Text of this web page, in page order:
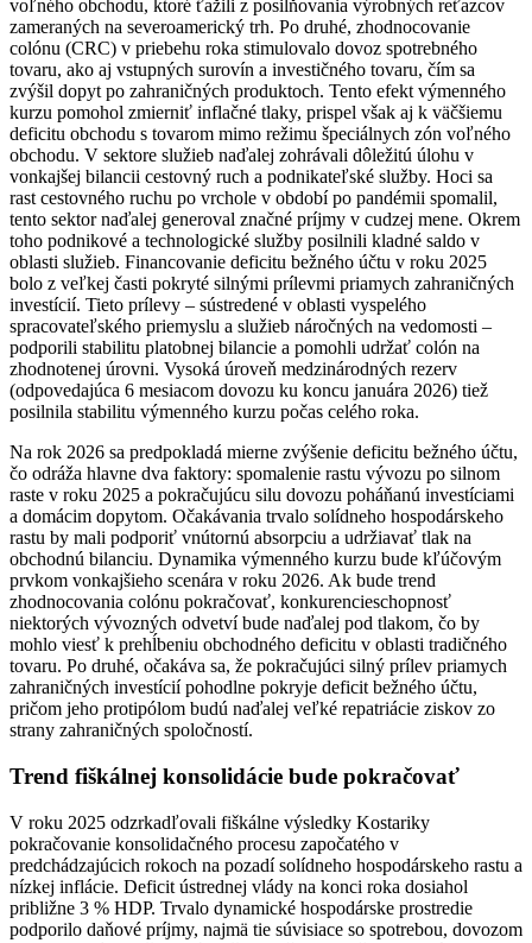
voľného obchodu, ktoré ťažili z posilňovania výrobných reťazcov
zameraných na severoamerický trh. Po druhé, zhodnocovanie
colónu (CRC) v priebehu roka stimulovalo dovoz spotrebného
tovaru, ako aj vstupných surovín a investičného tovaru, čím sa
zvýšil dopyt po zahraničných produktoch. Tento efekt výmenného
kurzu pomohol zmierniť inflačné tlaky, prispel však aj k väčšiemu
deficitu obchodu s tovarom mimo režimu špeciálnych zón voľného
obchodu. V sektore služieb naďalej zohrávali dôležitú úlohu v
vonkajšej bilancii cestovný ruch a podnikateľské služby. Hoci sa
rast cestovného ruchu po vrchole v období po pandémii spomalil,
tento sektor naďalej generoval značné príjmy v cudzej mene. Okrem
toho podnikové a technologické služby posilnili kladné saldo v
oblasti služieb. Financovanie deficitu bežného účtu v roku 2025
bolo z veľkej časti pokryté silnými prílevmi priamych zahraničných
investícií. Tieto prílevy – sústredené v oblasti vyspelého
spracovateľského priemyslu a služieb náročných na vedomosti –
podporili stabilitu platobnej bilancie a pomohli udržať colón na
zhodnotenej úrovni. Vysoká úroveň medzinárodných rezerv
(odpovedajúca 6 mesiacom dovozu ku koncu januára 2026) tiež
posilnila stabilitu výmenného kurzu počas celého roka.
Na rok 2026 sa predpokladá mierne zvýšenie deficitu bežného účtu,
čo odráža hlavne dva faktory: spomalenie rastu vývozu po silnom
raste v roku 2025 a pokračujúcu silu dovozu poháňanú investíciami
a domácim dopytom. Očakávania trvalo solídneho hospodárskeho
rastu by mali podporiť vnútornú absorpciu a udržiavať tlak na
obchodnú bilanciu. Dynamika výmenného kurzu bude kľúčovým
prvkom vonkajšieho scenára v roku 2026. Ak bude trend
zhodnocovania colónu pokračovať, konkurencieschopnosť
niektorých vývozných odvetví bude naďalej pod tlakom, čo by
mohlo viesť k prehĺbeniu obchodného deficitu v oblasti tradičného
tovaru. Po druhé, očakáva sa, že pokračujúci silný prílev priamych
zahraničných investícií pohodlne pokryje deficit bežného účtu,
pričom jeho protipólom budú naďalej veľké repatriácie ziskov zo
strany zahraničných spoločností.
Trend fiškálnej konsolidácie bude pokračovať
V roku 2025 odzrkadľovali fiškálne výsledky Kostariky
pokračovanie konsolidačného procesu započatého v
predchádzajúcich rokoch na pozadí solídneho hospodárskeho rastu a
nízkej inflácie. Deficit ústrednej vlády na konci roka dosiahol
približne 3 % HDP. Trvalo dynamické hospodárske prostredie
podporilo daňové príjmy, najmä tie súvisiace so spotrebou, dovozom